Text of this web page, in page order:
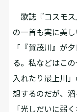
歌誌『コスモス
の一首も実に美
「『賀茂川』が
る。私などはこ
入れたり最上川
想するのだが、滔
「光しだいに弱